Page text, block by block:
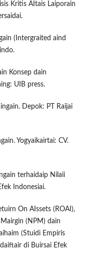
Kritis AItais Laiporain
(Intergraited aind
Konsep dain
UIB press.
Depok: PT Raijai
Yogyaikairtai: CV.
terhaidaip Nilaii
Indonesiai.
On AIssets (ROAI),
(NPM) dain
(Stuidi Empiris
di Buirsai Efek